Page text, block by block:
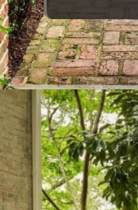
Đang mởhttps://